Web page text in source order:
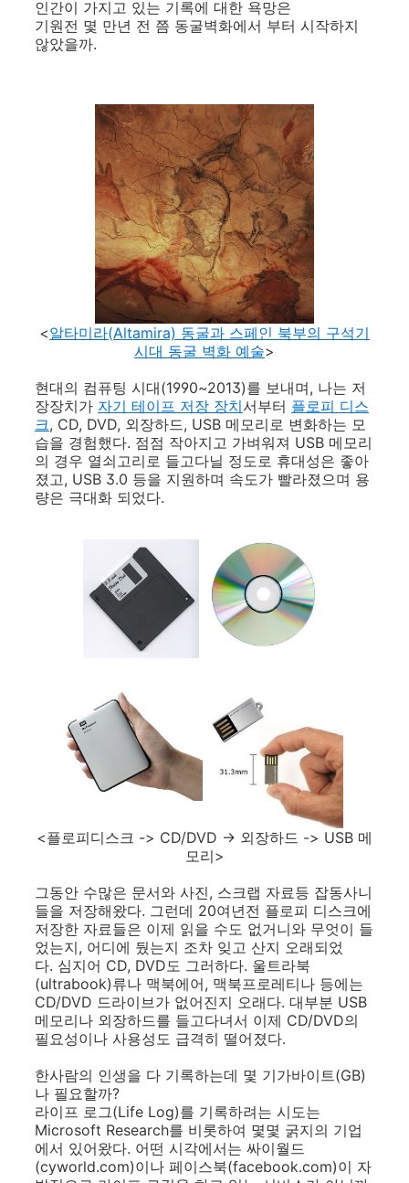
인간이 가지고 있는 기록에 대한 욕망은
기원전 몇 만년 전 쯤 동굴벽화에서 부터 시작하지
않았을까.
<알타미라(Altamira) 동굴과 스페인 북부의 구석기
시대 동굴 벽화 예술>
현대의 컴퓨팅 시대(1990~2013)를 보내며, 나는 저
장장치가 자기 테이프 저장 장치서부터 플로피 디스
크, CD, DVD, 외장하드, USB 메모리로 변화하는 모
습을 경험했다. 점점 작아지고 가벼워져 USB 메모리
의 경우 열쇠고리로 들고다닐 정도로 휴대성은 좋아
졌고, USB 3.0 등을 지원하며 속도가 빨라졌으며 용
량은 극대화 되었다.
<플로피디스크 -> CD/DVD -> 외장하드 -> USB 메
모리>
그동안 수많은 문서와 사진, 스크랩 자료등 잡동사니
들을 저장해왔다. 그런데 20여년전 플로피 디스크에
저장한 자료들은 이제 읽을 수도 없거니와 무엇이 들
었는지, 어디에 뒀는지 조차 잊고 산지 오래되었
다. 심지어 CD, DVD도 그러하다. 울트라북
(ultrabook)류나 맥북에어, 맥북프로레티나 등에는
CD/DVD 드라이브가 없어진지 오래다. 대부분 USB
메모리나 외장하드를 들고다녀서 이제 CD/DVD의
필요성이나 사용성도 급격히 떨어졌다.
한사람의 인생을 다 기록하는데 몇 기가바이트(GB)
나 필요할까?
라이프 로그(Life Log)를 기록하려는 시도는
Microsoft Research를 비롯하여 몇몇 굵지의 기업
에서 있어왔다. 어떤 시각에서는 싸이월드
(cyworld.com)이나 페이스북(facebook.com)이 자